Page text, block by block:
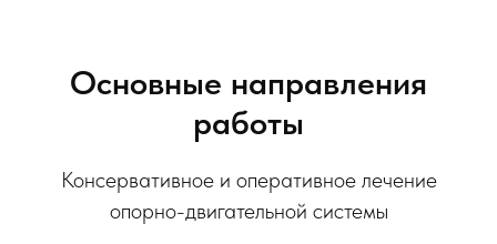
Основные направления
работы
Консервативное и оперативное лечение
опорно-двигательной системы